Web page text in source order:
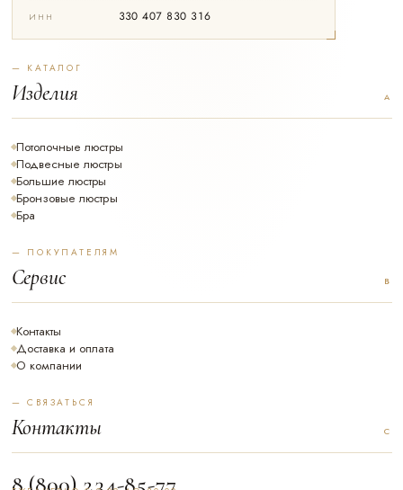
ИНН 330 407 830 316
— КАТАЛОГ
Изделия
Потолочные люстры
Подвесные люстры
Большие люстры
Бронзовые люстры
Бра
— ПОКУПАТЕЛЯМ
Сервис
Контакты
Доставка и оплата
О компании
— СВЯЗАТЬСЯ
Контакты
8 (800) 234-85-77